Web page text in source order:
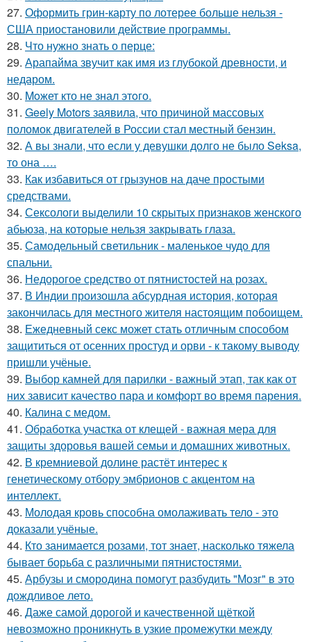
27. Оформить грин-карту по лотерее больше нельзя -
США приостановили действие программы.
28. Что нужно знать о перце:
29. Арапайма звучит как имя из глубокой древности, и
недаром.
30. Moжет кто не знал этoго.
31. Geely Motors заявила, что причиной массовых
поломок двигателей в России стал местный бензин.
32. А вы знали, что если у девушки долго не было Seksa,
то она ….
33. Как избавиться от грызунов на даче простыми
средствами.
34. Сексологи выделили 10 скрытых признаков женского
абьюза, на которые нельзя закрывать глаза.
35. Самодельный светильник - маленькое чудо для
спальни.
36. Недорогое средство от пятнистостей на розах.
37. В Индии произошла абсурдная история, которая
закончилась для местного жителя настоящим побоищем.
38. Ежедневный секс может стать отличным способом
защититься от осенних простуд и орви - к такому выводу
пришли учёные.
39. Выбор камней для парилки - важный этап, так как от
них зависит качество пара и комфорт во время парения.
40. Калина с медом.
41. Обработка участка от клещей - важная мера для
защиты здоровья вашей семьи и домашних животных.
42. В кремниевой долине растёт интерес к
генетическому отбору эмбрионов с акцентом на
интеллект.
43. Молодая кровь способна омолаживать тело - это
доказали учёные.
44. Кто занимается розами, тот знает, насколько тяжела
бывает борьба с различными пятнистостями.
45. Арбузы и смородина помогут разбудить "Мозг" в это
дождливое лето.
46. Даже самой дорогой и качественной щёткой
невозможно проникнуть в узкие промежутки между